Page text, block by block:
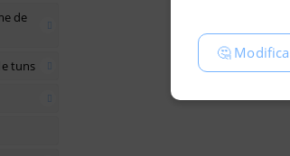
de
tuns
🤔